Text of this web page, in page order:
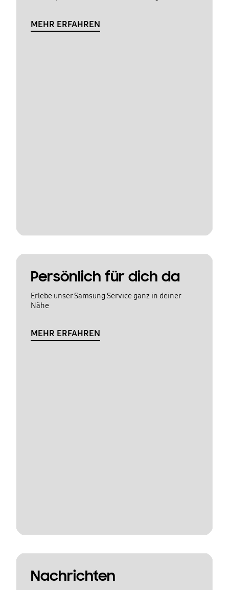
MEHR ERFAHREN
Persönlich für dich da
Erlebe unser Samsung Service ganz in deiner
Nähe
MEHR ERFAHREN
Nachrichten